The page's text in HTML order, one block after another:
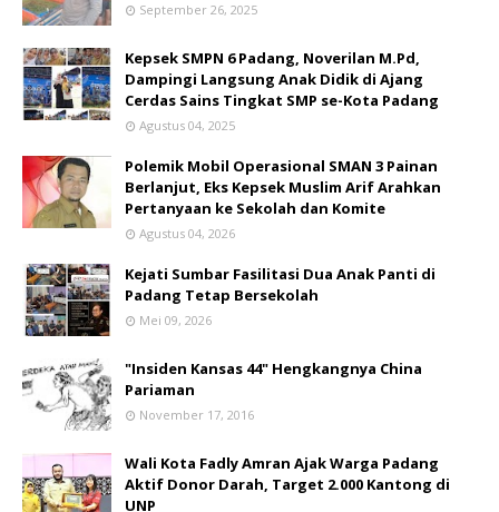
September 26, 2025
Kepsek SMPN 6 Padang, Noverilan M.Pd,
Dampingi Langsung Anak Didik di Ajang
Cerdas Sains Tingkat SMP se-Kota Padang
Agustus 04, 2025
Polemik Mobil Operasional SMAN 3 Painan
Berlanjut, Eks Kepsek Muslim Arif Arahkan
Pertanyaan ke Sekolah dan Komite
Agustus 04, 2026
Kejati Sumbar Fasilitasi Dua Anak Panti di
Padang Tetap Bersekolah
Mei 09, 2026
"Insiden Kansas 44" Hengkangnya China
Pariaman
November 17, 2016
Wali Kota Fadly Amran Ajak Warga Padang
Aktif Donor Darah, Target 2.000 Kantong di
UNP